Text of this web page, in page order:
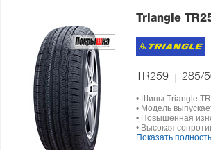
Triangle
TR259 285/
• Шины Triangle
• Модель
• Повышенная
• Высокая
Показать